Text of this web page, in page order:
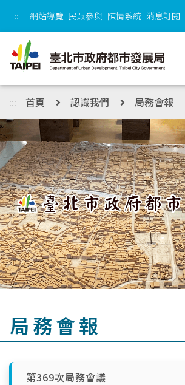
::: 網站導覽 民眾參與 陳情系統 消息訂閱
::: 首頁 認識我們 局務會報
局務會報
第369次局務會議